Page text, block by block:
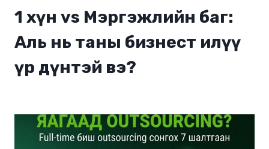
1 хүн vs Мэргэжлийн баг:
Аль нь таны бизнест илүү
үр дүнтэй вэ?